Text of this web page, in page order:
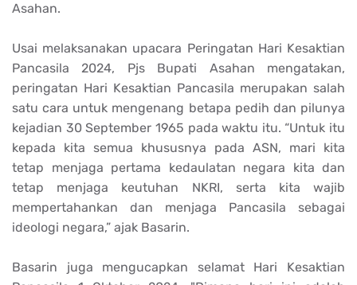
Asahan.
Usai melaksanakan upacara Peringatan Hari Kesaktian
Pancasila 2024, Pjs Bupati Asahan mengatakan,
peringatan Hari Kesaktian Pancasila merupakan salah
satu cara untuk mengenang betapa pedih dan pilunya
kejadian 30 September 1965 pada waktu itu. “Untuk itu
kepada kita semua khususnya pada ASN, mari kita
tetap menjaga pertama kedaulatan negara kita dan
tetap menjaga keutuhan NKRI, serta kita wajib
mempertahankan dan menjaga Pancasila sebagai
ideologi negara,” ajak Basarin.
Basarin juga mengucapkan selamat Hari Kesaktian